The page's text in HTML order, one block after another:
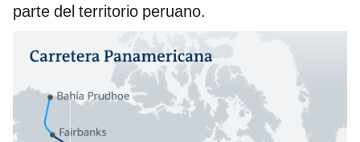
parte del territorio peruano.